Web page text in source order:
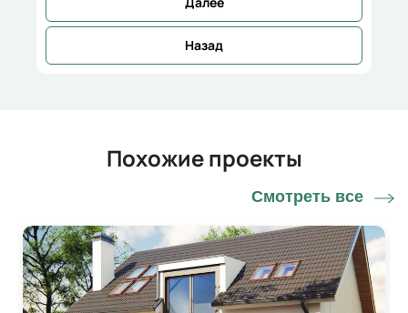
Назад
Похожие проекты
Смотреть все